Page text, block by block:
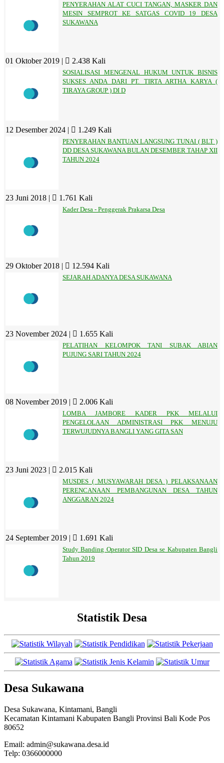
PENYERAHAN ALAT CUCI TANGAN, MASKER DAN
MESIN SEMPROT KE SATGAS COVID 19 DESA
SUKAWANA
01 Oktober 2019 | 2.438 Kali
SOSIALISASI MENGENAL HUKUM UNTUK BISNIS
SUKSES ANDA DARI PT. TIRTA ARTHA KARYA (
TIRAYA GROUP ) DI D
12 Desember 2024 | 1.249 Kali
PENYERAHAN BANTUAN LANGSUNG TUNAI ( BLT )
DD DESA SUKAWANA BULAN DESEMBER TAHAP XII
TAHUN 2024
23 Juni 2018 | 1.761 Kali
Kader Desa - Penggerak Prakarsa Desa
29 Oktober 2018 | 12.594 Kali
SEJARAH ADANYA DESA SUKAWANA
23 November 2024 | 1.655 Kali
PELATIHAN KELOMPOK TANI SUBAK ABIAN
PUJUNG SARI TAHUN 2024
08 November 2019 | 2.006 Kali
LOMBA JAMBORE KADER PKK MELALUI
PENGELOLAAN ADMINISTRASI PKK MENUJU
TERWUJUDNYA BANGLI YANG GITA SAN
23 Juni 2023 | 2.015 Kali
MUSDES ( MUSYAWARAH DESA ) PELAKSANAAN
PERENCANAAN PEMBANGUNAN DESA TAHUN
ANGGARAN 2024
24 September 2019 | 1.691 Kali
Study Banding Operator SID Desa se Kabupaten Bangli
Tahun 2019
Statistik Desa
Desa Sukawana
Desa Sukawana, Kintamani, Bangli
Kecamatan Kintamani Kabupaten Bangli Provinsi Bali Kode Pos
80652
Email: admin@sukawana.desa.id
Telp: 0366000000